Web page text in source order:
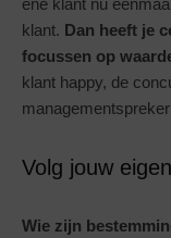
klant. Dan heeft je
focussen op
klant happy, de
Volg jouw
Wie zijn